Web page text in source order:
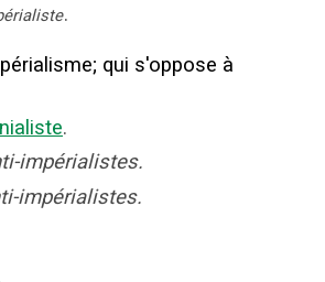
.
; qui s'oppose à
.
impérialistes.
impérialistes.